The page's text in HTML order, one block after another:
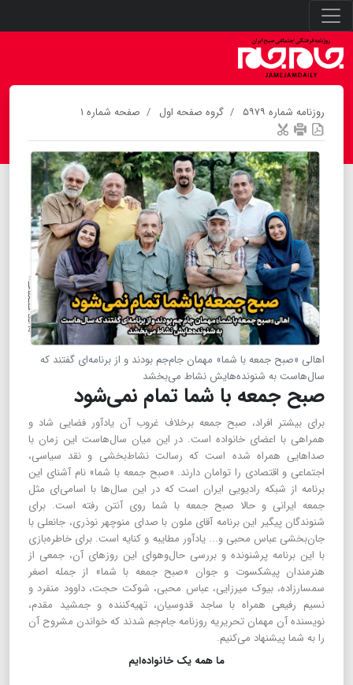
روزنامه شماره ۵۹۷۹ گروه صفحه اول صفحه شماره ۱
اهالی «صبح جمعه با شما» مهمان جام‌جم بودند و از برنامه‌ای گفتند که
سال‌هاست به شنونده‌هایش نشاط می‌بخشد
صبح جمعه با شما تمام نمی‌شود
برای بیشتر افراد، صبح جمعه برخلاف غروب آن یادآور فضایی شاد و
همراهی با اعضای خانواده است. در این میان سال‌هاست این زمان با
صداهایی همراه شده است که رسالت نشاط‌بخشی و نقد سیاسی،
اجتماعی و اقتصادی را توامان دارند. «صبح جمعه با شما» نام آشنای این
برنامه از شبکه رادیویی ایران است که در این سال‌ها با اسامی‌ای مثل
جمعه ایرانی و حالا صبح جمعه با شما روی آنتن رفته است. برای
شنوندگان پیگیر این برنامه آقای ملون با صدای منوچهر نوذری، جانعلی با
جان‌بخشی عباس محبی و... یادآور مطایبه و کنایه است. برای خاطره‌بازی
با این برنامه پرشنونده و بررسی حال‌وهوای این روزهای آن، جمعی از
هنرمندان پیشکسوت و جوان «صبح جمعه با شما» از جمله اصغر
سمسارزاده، بیوک میرزایی، عباس محبی، شوکت حجت، داوود منفرد و
نسیم رفیعی همراه با ساجد قدوسیان، تهیه‌کننده و جمشید مقدم،
نویسنده آن مهمان تحریریه روزنامه جام‌جم شدند که خواندن مشروح آن
را به شما پیشنهاد می‌کنیم.
ما همه یک خانواده‌ایم